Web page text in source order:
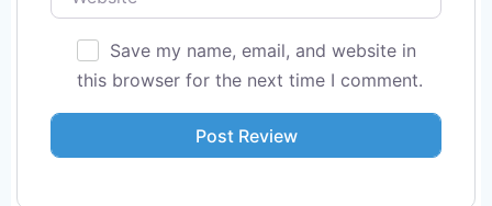
Save my name, email, and website in
this browser for the next time I comment.